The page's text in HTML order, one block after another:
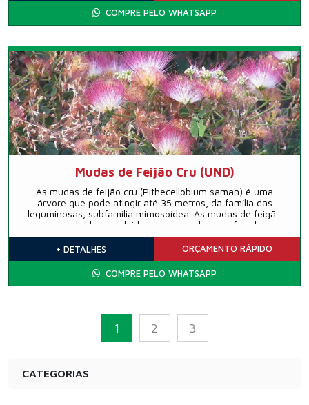
CATEGORIAS
COMPRE PELO WHATSAPP
Mudas de Feijão Cru (UND)
As mudas de feijão cru (Pithecellobium saman) é uma
árvore que pode atingir até 35 metros, da família das
leguminosas, subfamília mimosoídea. As mudas de feigão
cru quando desenvolvidas possuem de copa frondosa,
folhas bipenadas, flores branco-róseas e vagens utilizadas
como forragem, nativa das Américas Central e do Sul.
+ DETALHES ORÇAMENTO RÁPIDO
COMPRE PELO WHATSAPP
1 2 3